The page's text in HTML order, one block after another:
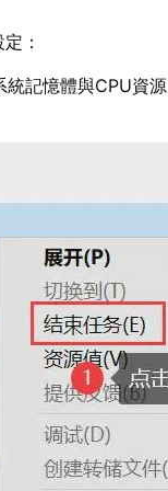
：
統記憶體與CPU資源